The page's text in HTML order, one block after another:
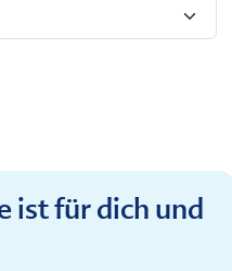
ist für dich und